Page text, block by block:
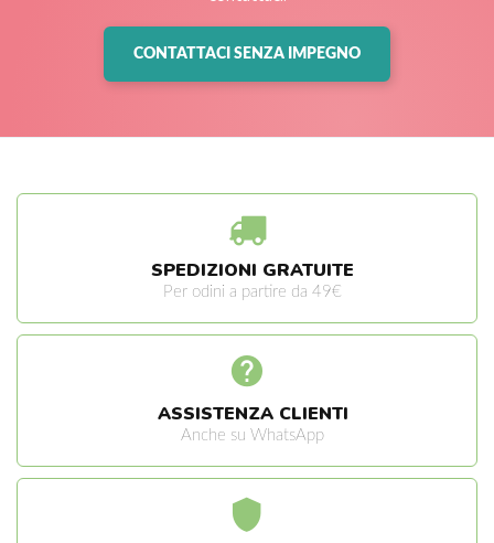
CONTATTACI SENZA IMPEGNO
SPEDIZIONI GRATUITE
Per odini a partire da 49€
ASSISTENZA CLIENTI
Anche su WhatsApp